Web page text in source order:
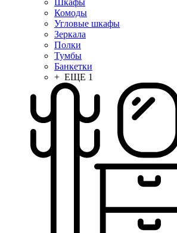
Шкафы
Комоды
Угловые шкафы
Зеркала
Полки
Тумбы
Банкетки
+ ЕЩЕ 1